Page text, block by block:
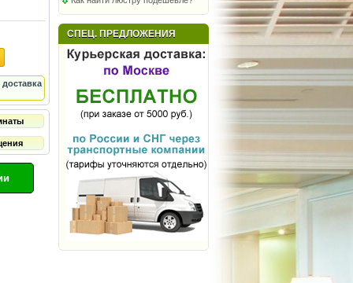
СПЕЦ. ПРЕДЛОЖЕНИЯ